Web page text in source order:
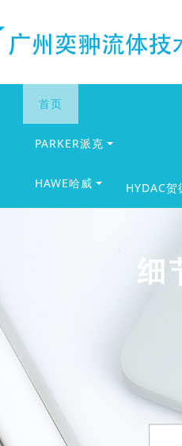
首页
PARKER派克
HAWE哈威 HYDAC贺